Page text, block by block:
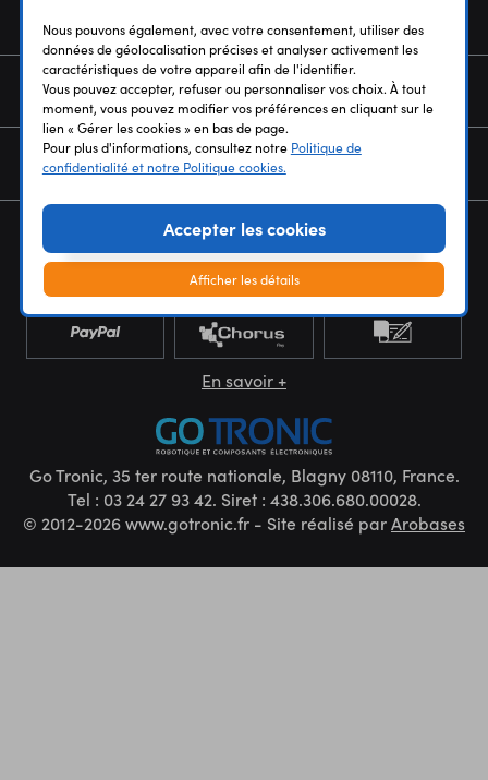
NOUS CONNAÎTRE
NEWSLETTER
En savoir +
Go Tronic, 35 ter route nationale, Blagny 08110, France.
Tel : 03 24 27 93 42. Siret : 438.306.680.00028.
© 2012-2026 www.gotronic.fr - Site réalisé parArobases
Nous pouvons également, avec votre consentement, utiliser des
données de géolocalisation précises et analyser activement les
caractéristiques de votre appareil afin de l'identifier.
Vous pouvez accepter, refuser ou personnaliser vos choix. À tout
moment, vous pouvez modifier vos préférences en cliquant sur le
lien « Gérer les cookies » en bas de page.
Pour plus d'informations, consultez notre Politique de
confidentialité et notre Politique cookies.
Accepter les cookies
Afficher les détails